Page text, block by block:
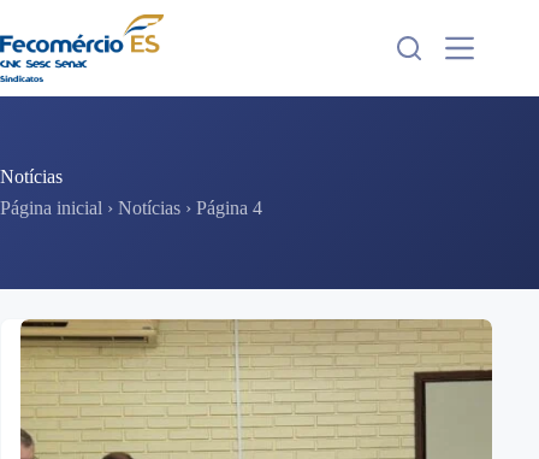
para
o
conteúdo
Notícias
Página inicial › Notícias › Página 4